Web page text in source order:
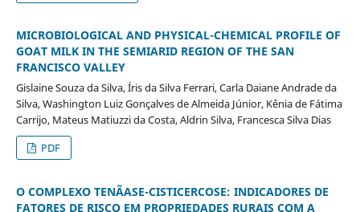
MICROBIOLOGICAL AND PHYSICAL-CHEMICAL PROFILE OF
GOAT MILK IN THE SEMIARID REGION OF THE SAN
FRANCISCO VALLEY
Gislaine Souza da Silva, Íris da Silva Ferrari, Carla Daiane Andrade da
Silva, Washington Luiz Gonçalves de Almeida Júnior, Kênia de Fátima
Carrijo, Mateus Matiuzzi da Costa, Aldrin Silva, Francesca Silva Dias
PDF
O COMPLEXO TENÃASE-CISTICERCOSE: INDICADORES DE
FATORES DE RISCO EM PROPRIEDADES RURAIS COM A